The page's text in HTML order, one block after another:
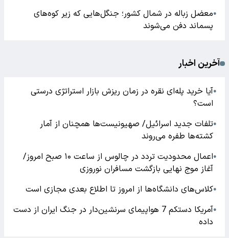
●معضل زباله در شمال کشور؛ جنگل‌هایی که زیر کوه‌های
پسماند دفن می‌شوند
آخرین اخبار
●آیا خرید پله‌ای نقره در زمان ریزش بازار استراتژی درستی
است؟
●تلفات جدید اسرائیل/ صهیونیست‌ها همچنان از آمار
کشته‌ها طفره می‌روند
●
اعمال محدودیت تردد در چالوس از ساعت ۱۰ صبح امروز/
آغاز موج نهایی بازگشت مسافران نوروزی
●کلاس‌های دانشگاه‌ها از امروز تا اطلاع بعدی مجازی است
●
آمریکا دستکم 7 هواپیمای سرنشین‌دار در جنگ ایران از دست
داده